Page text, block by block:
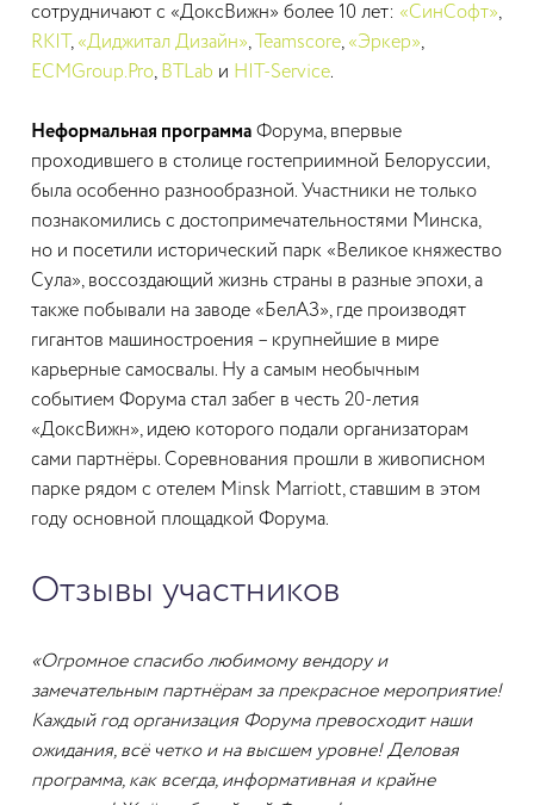
сотрудничают с «ДоксВижн» более 10 лет: «СинСофт»,
RKIT , «Диджитал Дизайн», Teamscore, «Эркер»,
ECMGroup.Pro, BTLab и HIT-Service.
Неформальная программа Форума, впервые
проходившего в столице гостеприимной Белоруссии,
была особенно разнообразной. Участники не только
познакомились с достопримечательностями Минска,
но и посетили исторический парк «Великое княжество
Сула», воссоздающий жизнь страны в разные эпохи, а
также побывали на заводе «БелАЗ», где производят
гигантов машиностроения – крупнейшие в мире
карьерные самосвалы. Ну а самым необычным
событием Форума стал забег в честь 20-летия
«ДоксВижн», идею которого подали организаторам
сами партнёры. Соревнования прошли в живописном
парке рядом с отелем Minsk Marriott, ставшим в этом
году основной площадкой Форума.
Отзывы участников
«Огромное спасибо любимому вендору и
замечательным партнёрам за прекрасное мероприятие!
Каждый год организация Форума превосходит наши
ожидания, всё четко и на высшем уровне! Деловая
программа, как всегда, информативная и крайне